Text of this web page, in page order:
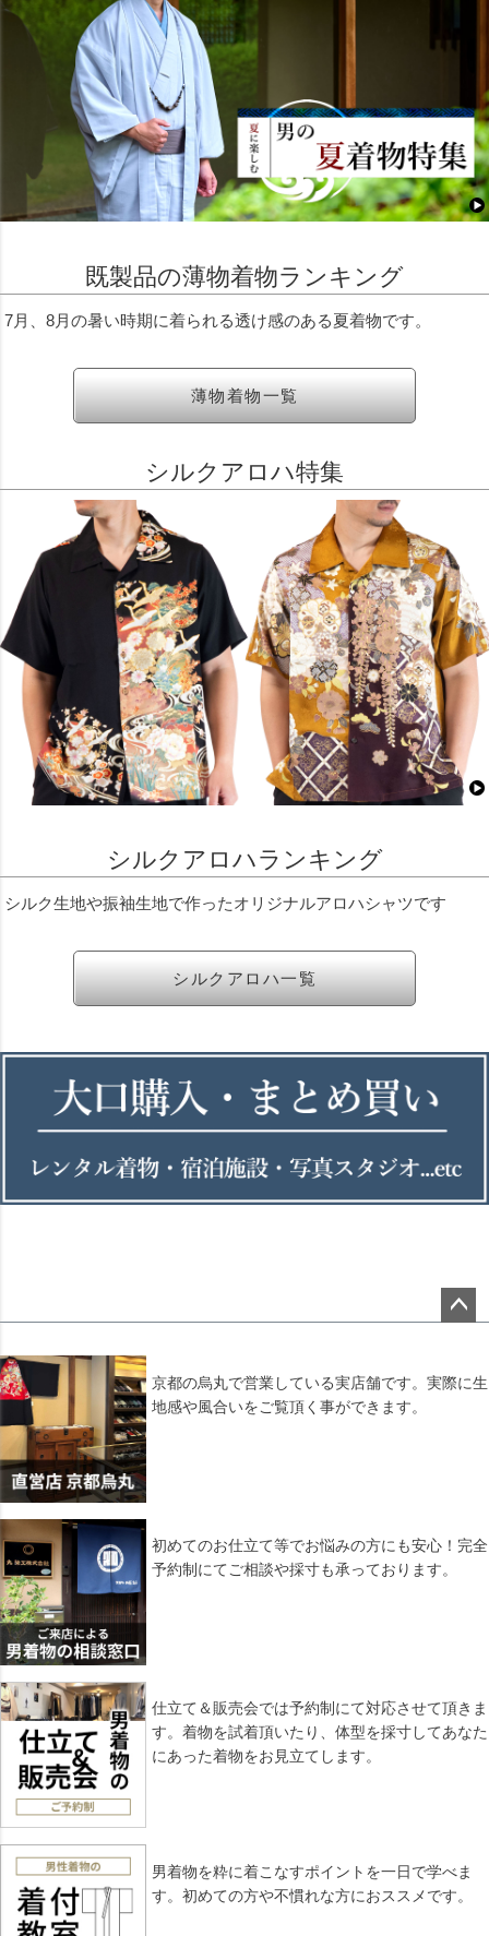
既製品の薄物着物ランキング
7月、8月の暑い時期に着られる透け感のある夏着物です。
薄物着物一覧
シルクアロハ特集
シルクアロハランキング
シルク生地や振袖生地で作ったオリジナルアロハシャツです
シルクアロハ一覧
ップ
京都の烏丸で営業している実店舗です。実際に生
地感や風合いをご覧頂く事ができます。
初めてのお仕立て等でお悩みの方にも安心！完全
予約制にてご相談や採寸も承っております。
仕立て＆販売会では予約制にて対応させて頂きま
す。着物を試着頂いたり、体型を採寸してあなた
にあった着物をお見立てします。
男着物を粋に着こなすポイントを一日で学べま
す。初めての方や不慣れな方におススメです。